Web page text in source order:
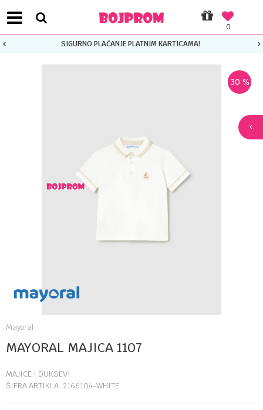
0
SIGURNO PLAĆANJE PLATNIM KARTICAMA!
30 %
Mayoral
MAYORAL MAJICA 1107
MAJICE I DUKSEVI
ŠIFRA ARTIKLA: 2166104-WHITE